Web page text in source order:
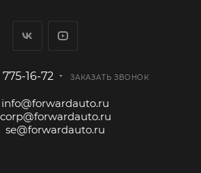
16-72 ЗАКАЗАТЬ ЗВОНОК
info@forwardauto.ru
corp@forwardauto.ru
se@forwardauto.ru